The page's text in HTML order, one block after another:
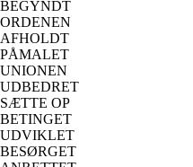
BEGYNDT
ORDENEN
AFHOLDT
PÅMALET
UNIONEN
UDBEDRET
SÆTTE OP
BETINGET
UDVIKLET
BESØRGET